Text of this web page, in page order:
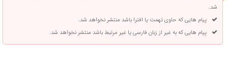
شد.
پیام هایی که حاوی تهمت یا افترا باشد منتشر نخواهد شد.
پیام هایی که به غیر از زبان فارسی یا غیر مرتبط باشد منتشر نخواهد شد.